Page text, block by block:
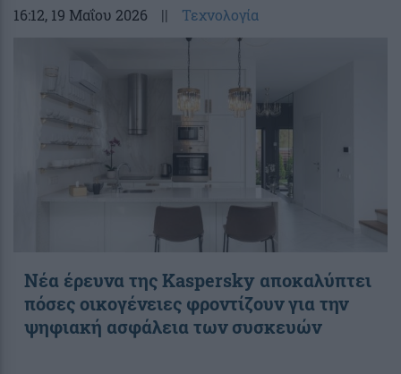
16:12, 19 Μαΐου 2026 || Τεχνολογία
Νέα έρευνα της Kaspersky αποκαλύπτει
πόσες οικογένειες φροντίζουν για την
ψηφιακή ασφάλεια των συσκευών